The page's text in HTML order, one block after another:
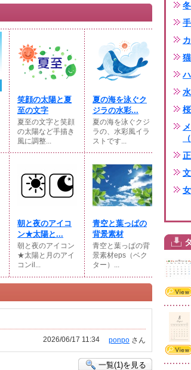
笑顔の太陽と夏
至の文字
夏至の文字と笑顔
の太陽など手描き
風に調整...
夏の海を泳ぐク
ジラの水彩...
夏の海を泳ぐクジ
ラの、水彩風イラ
ストです...
朝と夜のアイコ
ン★太陽と...
朝と夜のアイコン
★太陽と月のアイ
コンil...
青空と葉っぱの
背景素材
青空と葉っぱの背
景素材eps（ベク
ター）...
ponpo さん
2026/06/17 11:34
一覧(1)を見る